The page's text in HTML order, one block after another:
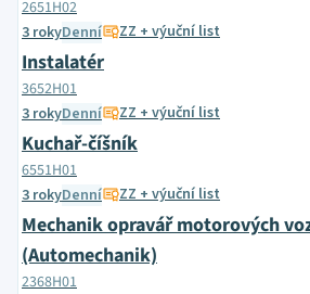
2651H02
3 rokyDenní ZZ + výuční list
Instalatér
3652H01
3 rokyDenní ZZ + výuční list
Kuchař-číšník
6551H01
3 rokyDenní ZZ + výuční list
Mechanik opravář motorových
(Automechanik)
2368H01